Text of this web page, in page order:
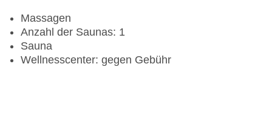
Massagen
Anzahl der Saunas: 1
Sauna
Wellnesscenter: gegen Gebühr